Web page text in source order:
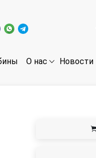
О нас Новости